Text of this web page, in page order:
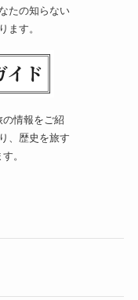
たの知らない
ます。
情報をご紹
、歴史を旅す
。